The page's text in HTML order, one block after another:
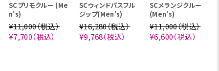
SCプリモクルー (Me
n's)
¥11,000（税込）
¥7,700（税込）
SCウィンドパスフル
ジップ(Men's)
¥16,280（税込）
¥9,768（税込）
SCメランジクルー
(Men's)
¥11,000（税込）
¥6,600（税込）